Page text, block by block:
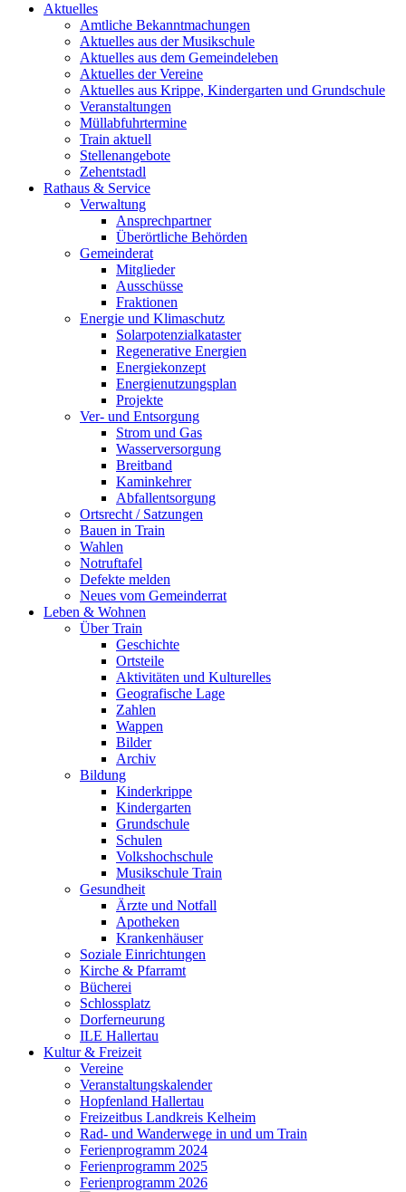
Aktuelles
Amtliche Bekanntmachungen
Aktuelles aus der Musikschule
Aktuelles aus dem Gemeindeleben
Aktuelles der Vereine
Aktuelles aus Krippe, Kindergarten und Grundschule
Veranstaltungen
Müllabfuhrtermine
Train aktuell
Stellenangebote
Zehentstadl
Rathaus & Service
Verwaltung
Ansprechpartner
Überörtliche Behörden
Gemeinderat
Mitglieder
Ausschüsse
Fraktionen
Energie und Klimaschutz
Solarpotenzialkataster
Regenerative Energien
Energiekonzept
Energienutzungsplan
Projekte
Ver- und Entsorgung
Strom und Gas
Wasserversorgung
Breitband
Kaminkehrer
Abfallentsorgung
Ortsrecht / Satzungen
Bauen in Train
Wahlen
Notruftafel
Defekte melden
Neues vom Gemeinderrat
Leben & Wohnen
Über Train
Geschichte
Ortsteile
Aktivitäten und Kulturelles
Geografische Lage
Zahlen
Wappen
Bilder
Archiv
Bildung
Kinderkrippe
Kindergarten
Grundschule
Schulen
Volkshochschule
Musikschule Train
Gesundheit
Ärzte und Notfall
Apotheken
Krankenhäuser
Soziale Einrichtungen
Kirche & Pfarramt
Bücherei
Schlossplatz
Dorferneurung
ILE Hallertau
Kultur & Freizeit
Vereine
Veranstaltungskalender
Hopfenland Hallertau
Freizeitbus Landkreis Kelheim
Rad- und Wanderwege in und um Train
Ferienprogramm 2024
Ferienprogramm 2025
Ferienprogramm 2026